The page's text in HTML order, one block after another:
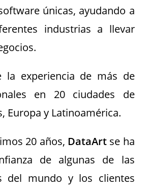
únicas, ayudando a
industrias a llevar
la experiencia de más de
en 20 ciudades de
Europa y Latinoamérica.
20 años, DataArtse ha
de algunas de las
del mundo y los clientes